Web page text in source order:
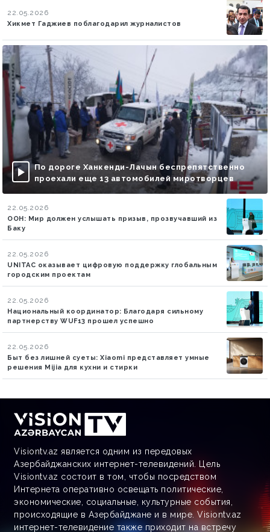
22.05.2026
Хикмет Гаджиев поблагодарил журналистов
По дороге Ханкенди-Лачын беспрепятственно
проехали еще 13 автомобилей миротворцев
22.05.2026
ООН: Мир должен услышать призыв, прозвучавший из
Баку
22.05.2026
UNITAC оказывает цифровую поддержку глобальным
городским проектам
22.05.2026
Национальный координатор: Благодаря сильному
партнерству WUF13 прошел успешно
22.05.2026
Быт без лишней суеты: Xiaomi представляет умные
решения Mijia для кухни и стирки
Visiontv.az является одним из передовых
Азербайджанских интернет-телевидений. Цель
Visiontv.az состоит в том, чтобы посредством
Интернета оперативно освещать политические,
экономические, социальные, культурные события,
происходящие в Азербайджане и в мире. Visiontv.az
интернет-телевидение также приходит на встречу